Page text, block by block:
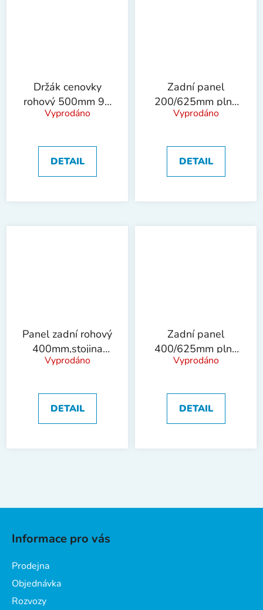
Držák cenovky
rohový 500mm 90
st. !OBJ!
Vyprodáno
DETAIL
Zadní panel
200/625mm plný
!OBJ!
Vyprodáno
DETAIL
Panel zadní rohový
400mm,stojina
80!OBJ!
Vyprodáno
DETAIL
Zadní panel
400/625mm plný
!OBJ!
Vyprodáno
DETAIL
Informace pro vás
Prodejna
Objednávka
Rozvozy